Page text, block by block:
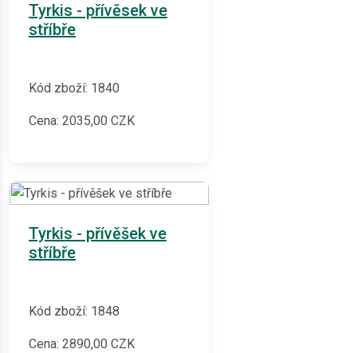
Tyrkis - přívěsek ve
stříbře
Kód zboží: 1840
Cena: 2035,00 CZK
Tyrkis - přívěšek ve
stříbře
Kód zboží: 1848
Cena: 2890,00 CZK